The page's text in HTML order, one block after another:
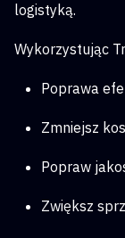
logistyką.
Wykorzystując
Poprawa
Zmniejsz
Popraw
Zwiększ